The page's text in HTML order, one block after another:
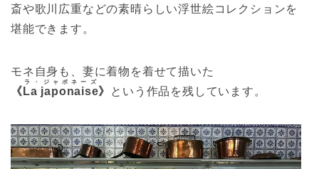
斎や歌川広重などの素晴らしい浮世絵コレクションを
堪能できます。
モネ自身も、妻に着物を着せて描いた
《 La japonaise
ラ・ジャポネーズ
》 という作品を残しています。